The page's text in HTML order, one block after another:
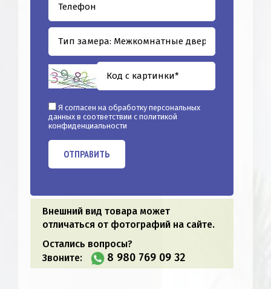
Я согласен на обработку персональных
данных в соответствии с политикой
конфиденциальности
ОТПРАВИТЬ
Внешний вид товара может
отличаться от фотографий на сайте.
Остались вопросы?
Звоните:
8 980 769 09 32